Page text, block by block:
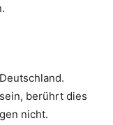
berührt dies
nicht.